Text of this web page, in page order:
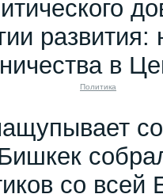
развития:
в
Политика
со всей